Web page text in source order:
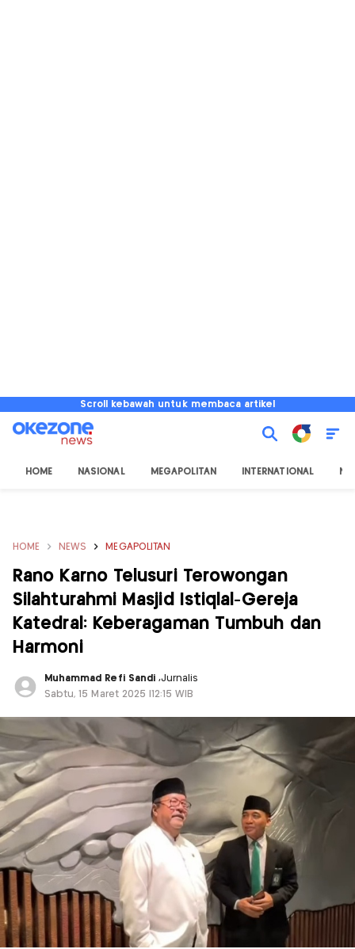
Scroll kebawah untuk membaca artikel
HOME NASIONAL MEGAPOLITAN INTERNATIONAL
HOME NEWS MEGAPOLITAN
Rano Karno Telusuri Terowongan
Silahturahmi Masjid Istiqlal-Gereja
Katedral: Keberagaman Tumbuh dan
Harmoni
Muhammad Refi Sandi ,Jurnalis
Sabtu, 15 Maret 2025 |12:15 WIB